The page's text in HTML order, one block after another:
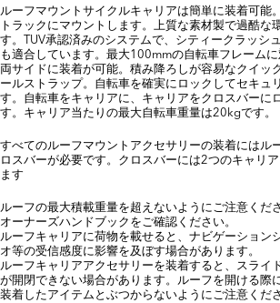
ルーフマウントサイクルキャリアは簡単に装着可能
トラックにマウントします。上質な素材製で過酷な
す。TUV承認済みのシステムで、シティークラッシ
も適合しています。最大100mmの自転車フレーム
両サイドに装着が可能。積み降ろしが容易なクイッ
ールストラップ。自転車を確実にロックしてセキュ
す。自転車をキャリアに、キャリアをクロスバーに
す。キャリア当たりの最大自転車重量は20kgです。
すべてのルーフマウントアクセサリーの装着にはル
ロスバーが必要です。クロスバーには2つのキャリ
ます
ルーフの最大積載重量を超えないようにご注意くだ
オーナーズハンドブックをご確認ください。
ルーフキャリアに荷物を載せると、ナビゲーション
オ等の受信感度に影響を及ぼす場合があります。
ルーフキャリアアクセサリーを装着すると、スライ
が開閉できない場合があります。ルーフを開ける際
装着したアイテムとぶつからないようにご注意くださ